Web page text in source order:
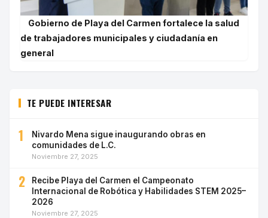
Gobierno de Playa del Carmen fortalece la salud
de trabajadores municipales y ciudadanía en
general
TE PUEDE INTERESAR
1
Nivardo Mena sigue inaugurando obras en
comunidades de L.C.
Noviembre 27, 2025
2
Recibe Playa del Carmen el Campeonato
Internacional de Robótica y Habilidades STEM 2025–
2026
Noviembre 27, 2025